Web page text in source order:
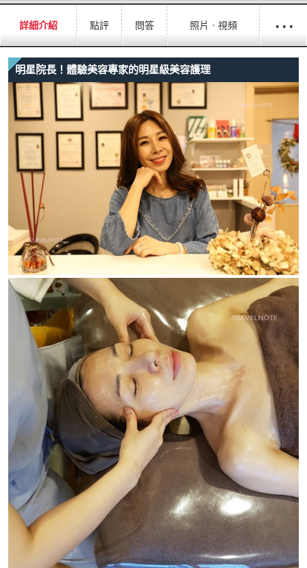
詳細介紹 點評 問答 照片ㆍ視頻 ···
明星院長！體驗美容專家的明星級美容護理